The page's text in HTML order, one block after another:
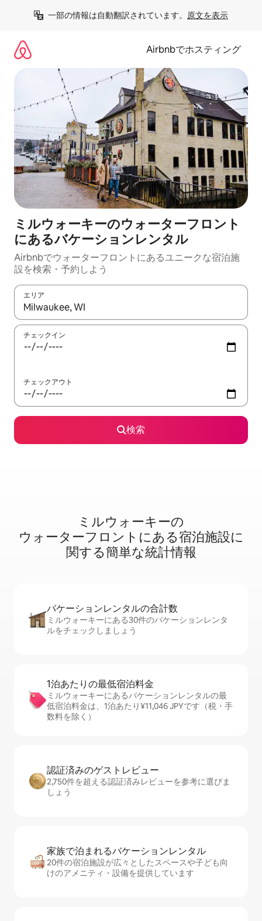
一部の情報は自動翻訳されています。 原文を表示
Airbnbでホスティング
ミルウォーキーのウォーターフロント
にあるバケーションレンタル
Airbnbでウォーターフロントにあるユニークな宿泊施
設を検索・予約しよう
エリア
検索結果が表示されたら、上下の矢印キーを使って移動するか
チェックイン
チェックアウト
検索
ミルウォーキーの
ウ⁠ォ⁠ー⁠タ⁠ー⁠フ⁠ロ⁠ン⁠ト⁠に⁠あ⁠る宿⁠泊⁠施⁠設⁠に
関⁠す⁠る簡⁠単⁠な統⁠計⁠情⁠報
バケーションレ⁠ン⁠タ⁠ル⁠の合⁠計⁠数
ミルウォーキーにある30件のバケーションレンタ
ルをチェックしましょう
1泊あたりの最⁠低⁠宿⁠泊⁠料⁠金
ミルウォーキーにあるバケーションレンタルの最
低宿泊料金は、1泊あたり¥11,046 JPYです（税・手
数料を除く）
認証済みのゲ⁠ス⁠ト⁠レ⁠ビ⁠ュ⁠ー
2,750件を超える認証済みレビューを参考に選びま
しょう
家族で泊まれるバ⁠ケ⁠ー⁠シ⁠ョ⁠ンレ⁠ン⁠タ⁠ル
20件の宿泊施設が広々としたスペースや子ども向
けのアメニティ・設備を提供しています